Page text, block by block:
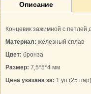
Описание
Концевик зажимной с петлей
Материал: железный сплав
Цвет: бронза
Размер: 7,5*5*4 мм
Цена указана за: 1 уп (25 пар)